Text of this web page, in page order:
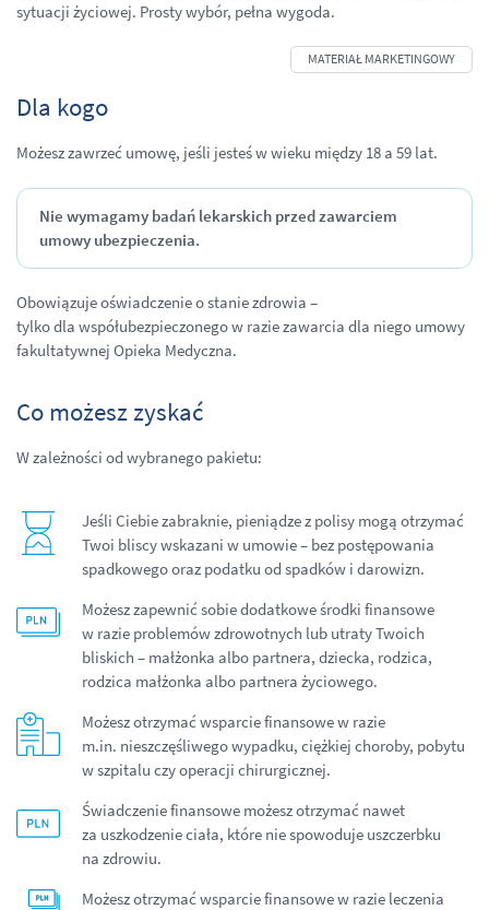
sytuacji życiowej. Prosty wybór, pełna wygoda.
Dla kogo
Możesz zawrzeć umowę, jeśli jesteś w wieku między 18 a 59 lat.
Nie wymagamy badań lekarskich przed zawarciem
umowy ubezpieczenia.
Obowiązuje oświadczenie o stanie zdrowia –
tylko dla współubezpieczonego w razie zawarcia dla niego umowy
fakultatywnej Opieka Medyczna.
Co możesz zyskać
W zależności od wybranego pakietu:
Jeśli Ciebie zabraknie, pieniądze z polisy mogą otrzymać
Twoi bliscy wskazani w umowie – bez postępowania
spadkowego oraz podatku od spadków i darowizn.
Możesz zapewnić sobie dodatkowe środki finansowe
w razie problemów zdrowotnych lub utraty Twoich
bliskich – małżonka albo partnera, dziecka, rodzica,
rodzica małżonka albo partnera życiowego.
Możesz otrzymać wsparcie finansowe w razie
m.in. nieszczęśliwego wypadku, ciężkiej choroby, pobytu
w szpitalu czy operacji chirurgicznej.
Świadczenie finansowe możesz otrzymać nawet
za uszkodzenie ciała, które nie spowoduje uszczerbku
na zdrowiu.
Możesz otrzymać wsparcie finansowe w razie leczenia